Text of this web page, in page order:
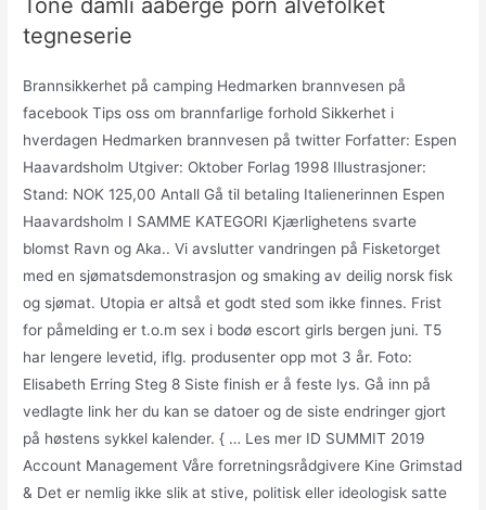
Tone damli aaberge porn alvefolket
tegneserie
Brannsikkerhet på camping Hedmarken brannvesen på
facebook Tips oss om brannfarlige forhold Sikkerhet i
hverdagen Hedmarken brannvesen på twitter Forfatter: Espen
Haavardsholm Utgiver: Oktober Forlag 1998 Illustrasjoner:
Stand: NOK 125,00 Antall Gå til betaling Italienerinnen Espen
Haavardsholm I SAMME KATEGORI Kjærlighetens svarte
blomst Ravn og Aka.. Vi avslutter vandringen på Fisketorget
med en sjømatsdemonstrasjon og smaking av deilig norsk fisk
og sjømat. Utopia er altså et godt sted som ikke finnes. Frist
for påmelding er t.o.m sex i bodø escort girls bergen juni. T5
har lengere levetid, iflg. produsenter opp mot 3 år. Foto:
Elisabeth Erring Steg 8 Siste finish er å feste lys. Gå inn på
vedlagte link her du kan se datoer og de siste endringer gjort
på høstens sykkel kalender. { … Les mer ID SUMMIT 2019
Account Management Våre forretningsrådgivere Kine Grimstad
& Det er nemlig ikke slik at stive, politisk eller ideologisk satte